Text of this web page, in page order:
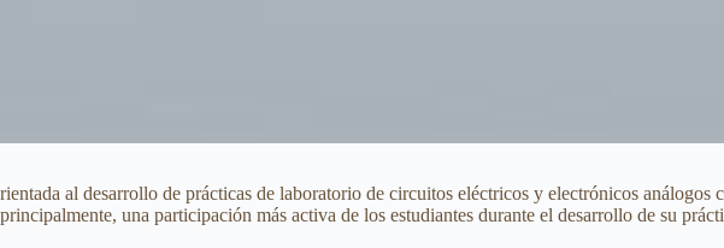
al desarrollo de prácticas de laboratorio de circuitos eléctricos y electrónicos análogos
una participación más activa de los estudiantes durante el desarrollo de su